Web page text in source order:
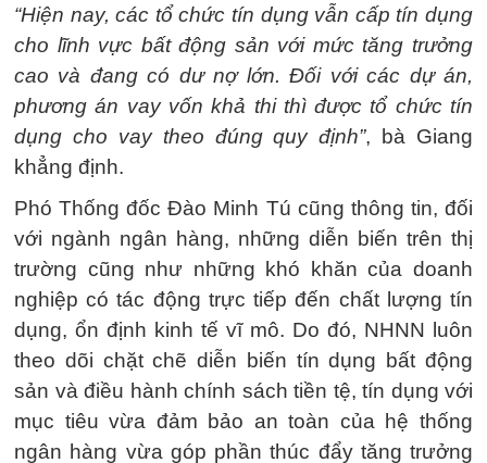
“Hiện nay, các tổ chức tín dụng vẫn cấp tín dụng
cho lĩnh vực bất động sản với mức tăng trưởng
cao và đang có dư nợ lớn. Đối với các dự án,
phương án vay vốn khả thi thì được tổ chức tín
dụng cho vay theo đúng quy định”, bà Giang
khẳng định.
Phó Thống đốc Đào Minh Tú cũng thông tin, đối
với ngành ngân hàng, những diễn biến trên thị
trường cũng như những khó khăn của doanh
nghiệp có tác động trực tiếp đến chất lượng tín
dụng, ổn định kinh tế vĩ mô. Do đó, NHNN luôn
theo dõi chặt chẽ diễn biến tín dụng bất động
sản và điều hành chính sách tiền tệ, tín dụng với
mục tiêu vừa đảm bảo an toàn của hệ thống
ngân hàng vừa góp phần thúc đẩy tăng trưởng